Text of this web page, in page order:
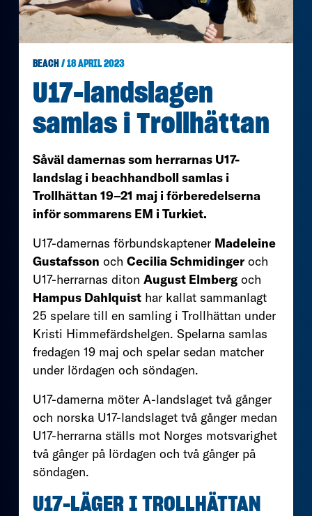
BEACH / 18 APRIL 2023
U17-landslagen
samlas i Trollhättan
Såväl damernas som herrarnas U17-
landslag i beachhandboll samlas i
Trollhättan 19–21 maj i förberedelserna
inför sommarens EM i Turkiet.
U17-damernas förbundskaptener Madeleine
Gustafsson och Cecilia Schmidinger och
U17-herrarnas diton August Elmberg och
Hampus Dahlquist har kallat sammanlagt
25 spelare till en samling i Trollhättan under
Kristi Himmefärdshelgen. Spelarna samlas
fredagen 19 maj och spelar sedan matcher
under lördagen och söndagen.
U17-damerna möter A-landslaget två gånger
och norska U17-landslaget två gånger medan
U17-herrarna ställs mot Norges motsvarighet
två gånger på lördagen och två gånger på
söndagen.
U17-LÄGER I TROLLHÄTTAN